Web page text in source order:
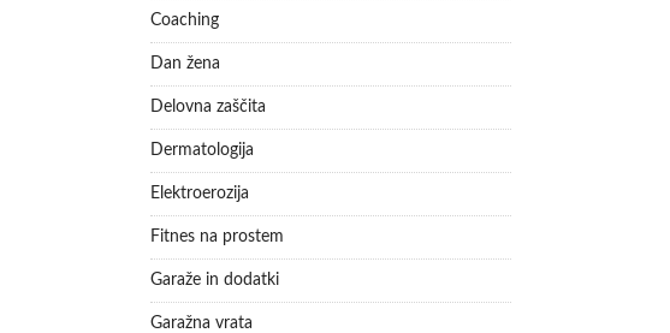
Coaching
Dan žena
Delovna zaščita
Dermatologija
Elektroerozija
Fitnes na prostem
Garaže in dodatki
Garažna vrata